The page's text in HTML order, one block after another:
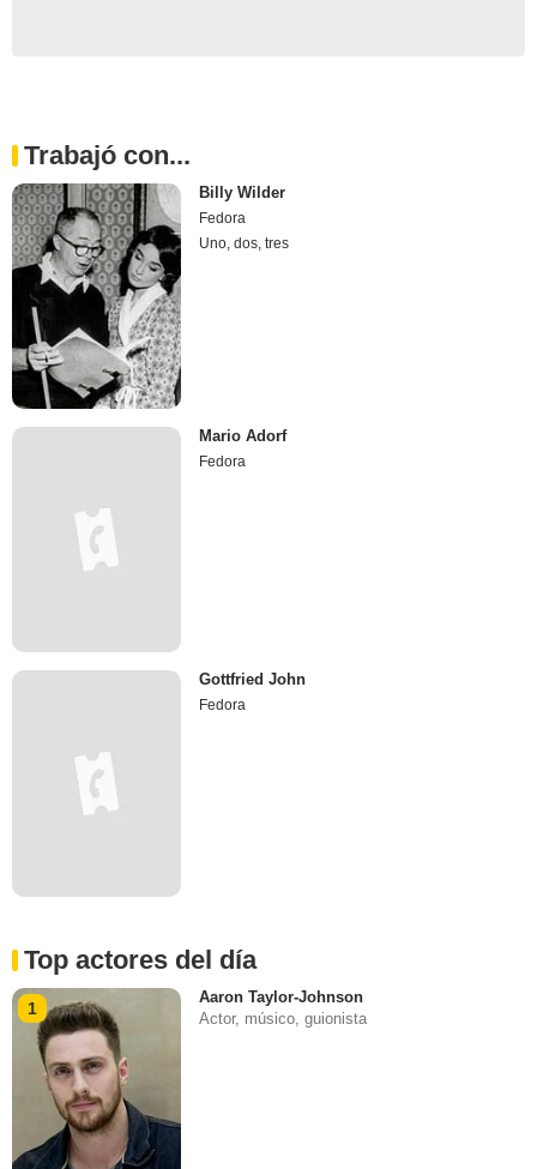
Trabajó con...
Billy Wilder
Fedora
Uno, dos, tres
Mario Adorf
Fedora
Gottfried John
Fedora
Top actores del día
1
Aaron Taylor-Johnson
Actor, músico, guionista